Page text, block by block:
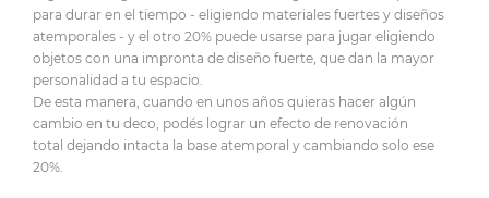
para durar en el tiempo - eligiendo materiales fuertes y diseños
atemporales - y el otro 20% puede usarse para jugar eligiendo
objetos con una impronta de diseño fuerte, que dan la mayor
personalidad a tu espacio.
De esta manera, cuando en unos años quieras hacer algún
cambio en tu deco, podés lograr un efecto de renovación
total dejando intacta la base atemporal y cambiando solo ese
20%.